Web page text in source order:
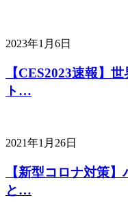
2023年1月6日
【CES2023速報】
ト…
2021年1月26日
【新型コロナ対策
と…